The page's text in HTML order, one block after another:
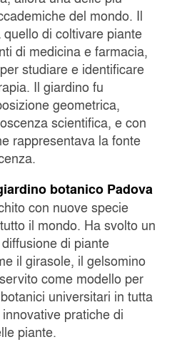
del mondo. Il
di coltivare piante
di medicina e farmacia,
studiare e identificare
Il giardino fu
geometrica,
scientifica, e con
rappresentava la fonte
botanico Padova
con nuove specie
il mondo. Ha svolto un
di piante
il girasole, il gelsomino
come modello per
universitari in tutta
pratiche di
piante.